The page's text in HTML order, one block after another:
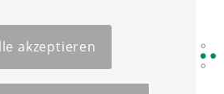
akzeptieren